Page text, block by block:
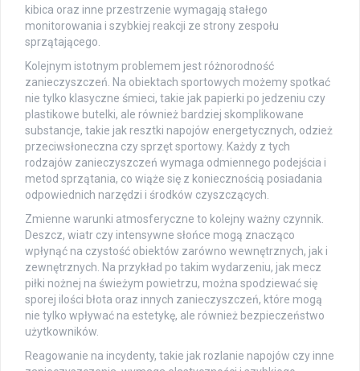
kibica oraz inne przestrzenie wymagają stałego
monitorowania i szybkiej reakcji ze strony zespołu
sprzątającego.
Kolejnym istotnym problemem jest różnorodność
zanieczyszczeń. Na obiektach sportowych możemy spotkać
nie tylko klasyczne śmieci, takie jak papierki po jedzeniu czy
plastikowe butelki, ale również bardziej skomplikowane
substancje, takie jak resztki napojów energetycznych, odzież
przeciwsłoneczna czy sprzęt sportowy. Każdy z tych
rodzajów zanieczyszczeń wymaga odmiennego podejścia i
metod sprzątania, co wiąże się z koniecznością posiadania
odpowiednich narzędzi i środków czyszczących.
Zmienne warunki atmosferyczne to kolejny ważny czynnik.
Deszcz, wiatr czy intensywne słońce mogą znacząco
wpłynąć na czystość obiektów zarówno wewnętrznych, jak i
zewnętrznych. Na przykład po takim wydarzeniu, jak mecz
piłki nożnej na świeżym powietrzu, można spodziewać się
sporej ilości błota oraz innych zanieczyszczeń, które mogą
nie tylko wpływać na estetykę, ale również bezpieczeństwo
użytkowników.
Reagowanie na incydenty, takie jak rozlanie napojów czy inne